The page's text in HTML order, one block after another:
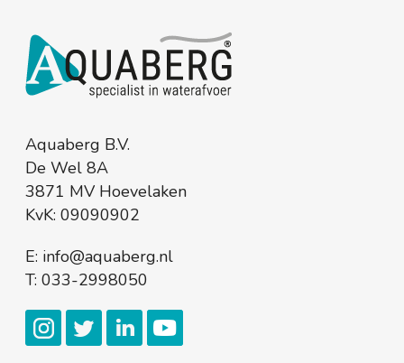
Aquaberg B.V.
De Wel 8A
3871 MV Hoevelaken
KvK: 09090902
E: info@aquaberg.nl
T:033-2998050